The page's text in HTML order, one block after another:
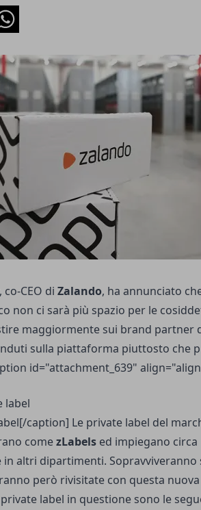
, co-CEO di Zalando, ha annunciato
non ci sarà più spazio per le
maggiormente sui brand partner
sulla piattaforma piuttosto che
id="attachment_639"
caption] Le private label del
comezLabels ed impiegano
in altri dipartimenti. Sopravviveranno
però rivisitate con questa
label in questione sono le